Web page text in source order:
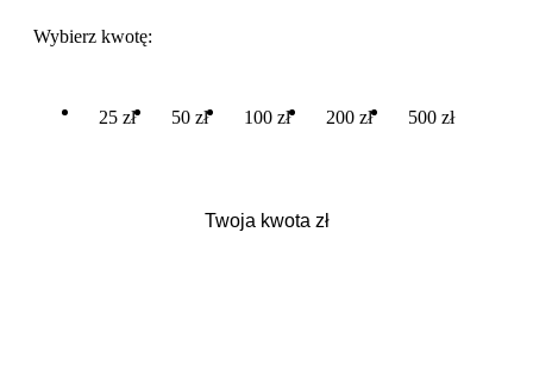
Wybierz kwotę:
25 zł 50 zł 100 zł 200 zł 500 zł